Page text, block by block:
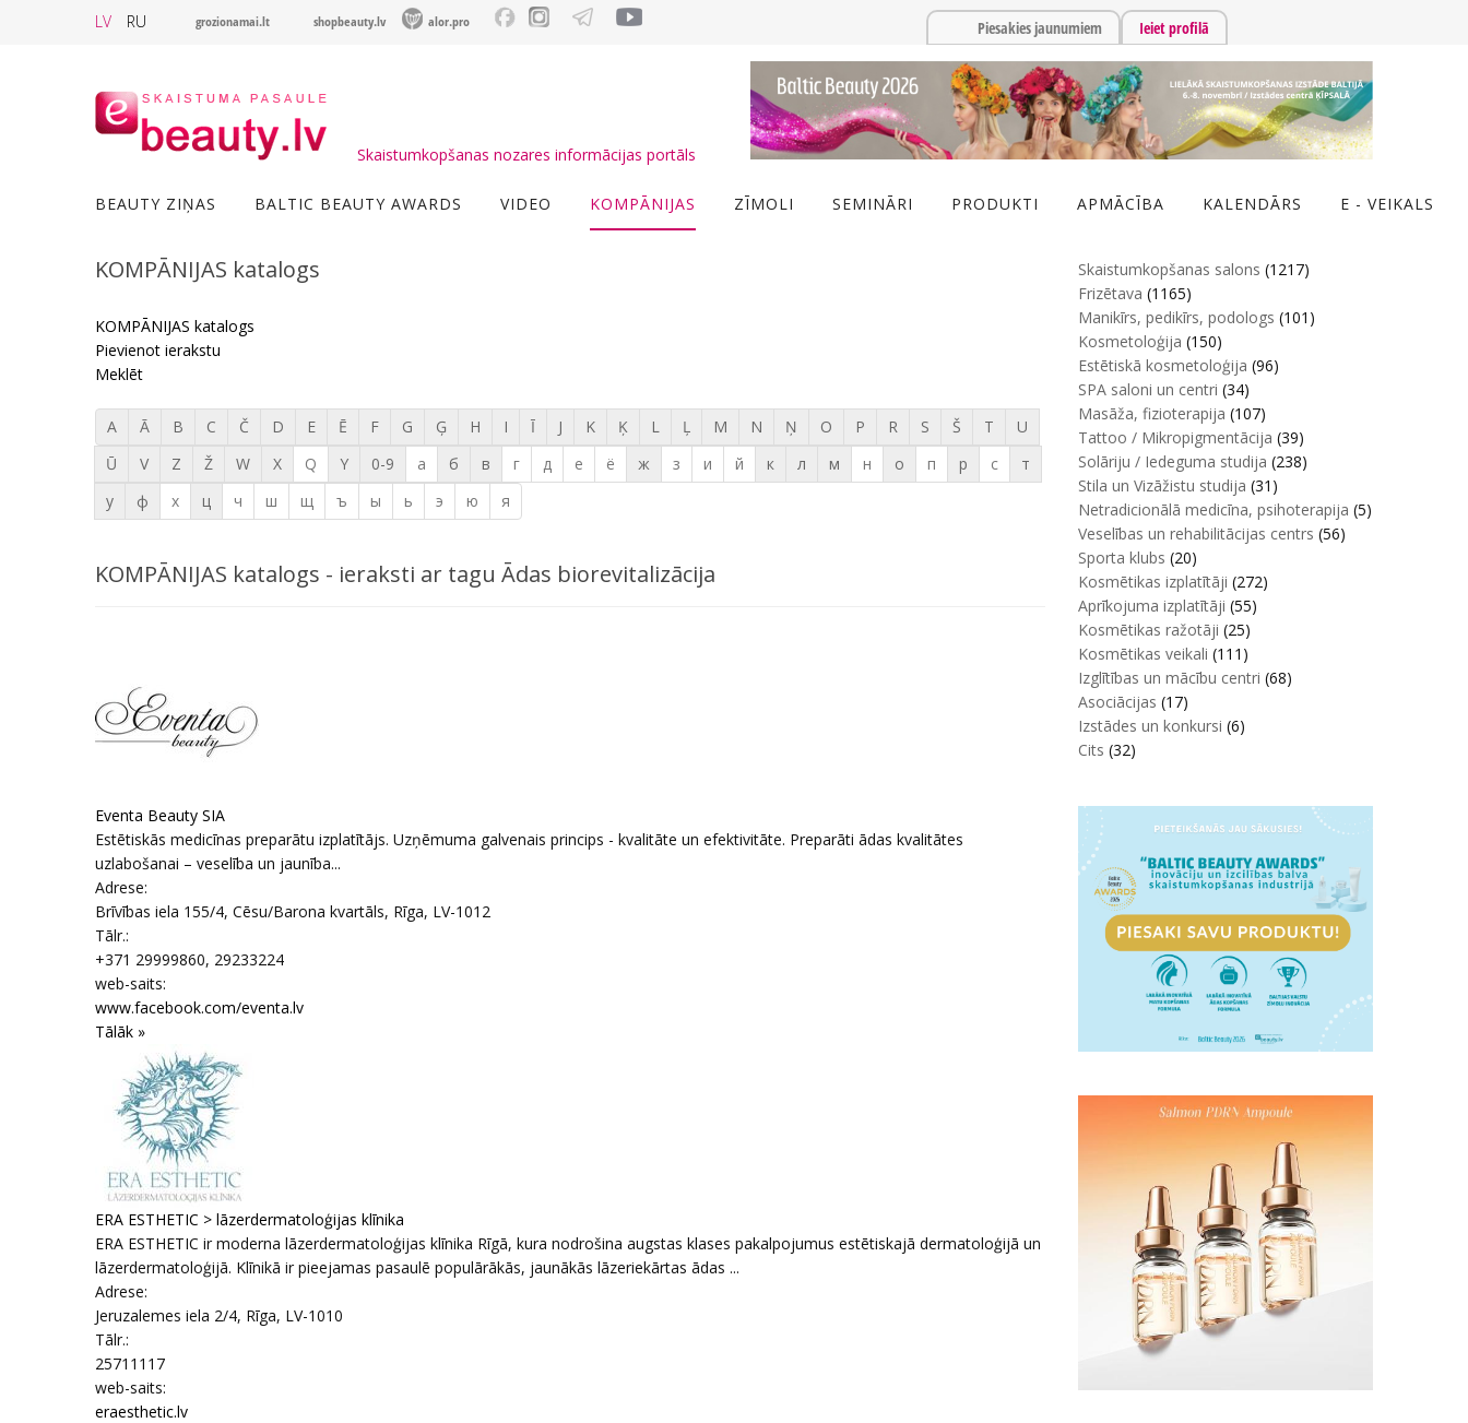
LV RU grozionamai.lt shopbeauty.lv alor.pro Piesakies jaunumiem Ieiet profilā
Skaistumkopšanas nozares informācijas portāls
BEAUTY ZIŅAS BALTIC BEAUTY AWARDS VIDEO KOMPĀNIJAS ZĪMOLI SEMINĀRI PRODUKTI APMĀCĪBA KALENDĀRS E - VEIKALS
KOMPĀNIJAS katalogs
KOMPĀNIJAS katalogs
Pievienot ierakstu
Meklēt
A Ā B C Č D E Ē F G Ģ H I Ī J K Ķ L Ļ M N Ņ O P R S Š T
U
Ū
V Z Ž W X Q Y 0-9 а б в г д е ё ж з и й к л м н о п р с
т
у
ф х ц ч ш щ ъ ы ь э ю я
KOMPĀNIJAS katalogs - ieraksti ar tagu Ādas biorevitalizācija
Eventa Beauty SIA
Estētiskās medicīnas preparātu izplatītājs. Uzņēmuma galvenais princips - kvalitāte un efektivitāte. Preparāti ādas kvalitātes
uzlabošanai – veselība un jaunība...
Adrese:
Brīvības iela 155/4, Cēsu/Barona kvartāls, Rīga, LV-1012
Tālr.:
+371 29999860, 29233224
web-saits:
www.facebook.com/eventa.lv
Tālāk »
ERA ESTHETIC > lāzerdermatoloģijas klīnika
ERA ESTHETIC ir moderna lāzerdermatoloģijas klīnika Rīgā, kura nodrošina augstas klases pakalpojumus estētiskajā dermatoloģijā un
lāzerdermatoloģijā. Klīnikā ir pieejamas pasaulē populārākās, jaunākās lāzeriekārtas ādas ...
Adrese:
Jeruzalemes iela 2/4, Rīga, LV-1010
Tālr.:
25711117
web-saits:
eraesthetic.lv
Skaistumkopšanas salons (1217)
Frizētava (1165)
Manikīrs, pedikīrs, podologs (101)
Kosmetoloģija (150)
Estētiskā kosmetoloģija (96)
SPA saloni un centri (34)
Masāža, fizioterapija (107)
Tattoo / Mikropigmentācija (39)
Solāriju / Iedeguma studija (238)
Stila un Vizāžistu studija (31)
Netradicionālā medicīna, psihoterapija (5)
Veselības un rehabilitācijas centrs (56)
Sporta klubs (20)
Kosmētikas izplatītāji (272)
Aprīkojuma izplatītāji (55)
Kosmētikas ražotāji (25)
Kosmētikas veikali (111)
Izglītības un mācību centri (68)
Asociācijas (17)
Izstādes un konkursi (6)
Cits (32)